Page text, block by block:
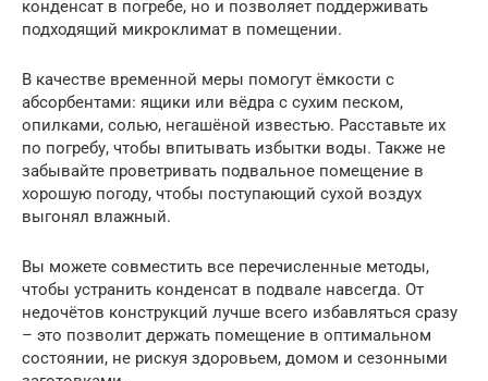
конденсат в погребе, но и позволяет поддерживать
подходящий микроклимат в помещении.
В качестве временной меры помогут ёмкости с
абсорбентами: ящики или вёдра с сухим песком,
опилками, солью, негашёной известью. Расставьте их
по погребу, чтобы впитывать избытки воды. Также не
забывайте проветривать подвальное помещение в
хорошую погоду, чтобы поступающий сухой воздух
выгонял влажный.
Вы можете совместить все перечисленные методы,
чтобы устранить конденсат в подвале навсегда. От
недочётов конструкций лучше всего избавляться сразу
– это позволит держать помещение в оптимальном
состоянии, не рискуя здоровьем, домом и сезонными